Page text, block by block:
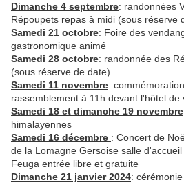
Dimanche 4 septembre: randonnées
Répoupets repas à midi (sous réserve
Samedi 21 octobre: Foire des
gastronomique animé
Samedi 28 octobre: randonnée des
(sous réserve de date)
Samedi 11 novembre:
rassemblement à 11h devant l'hôtel de
Samedi 18 et dimanche 19 novembre
himalayennes
Samedi 16 décembre : Concert de
de la Lomagne Gersoise salle
Feuga entrée libre et gratuite
Dimanche 21 janvier 2024: